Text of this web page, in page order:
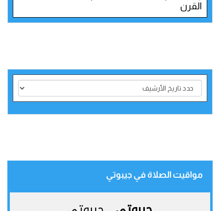
القرن
مواقيت الصلاة في جيبوتي‎